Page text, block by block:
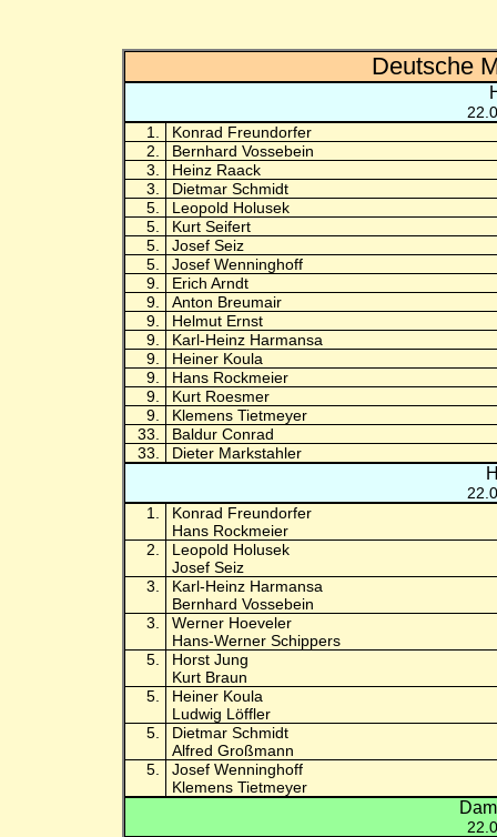
Deutsche
1.
Konrad Freundorfer
2.
Bernhard Vossebein
3.
Heinz Raack
3.
Dietmar Schmidt
5.
Leopold Holusek
5.
Kurt Seifert
5.
Josef Seiz
5.
Josef Wenninghoff
9.
Erich Arndt
9.
Anton Breumair
9.
Helmut Ernst
9.
Karl-Heinz Harmansa
9.
Heiner Koula
9.
Hans Rockmeier
9.
Kurt Roesmer
9.
Klemens Tietmeyer
33.
Baldur Conrad
33.
Dieter Markstahler
1.
Konrad Freundorfer
Hans Rockmeier
2.
Leopold Holusek
Josef Seiz
3.
Karl-Heinz Harmansa
Bernhard Vossebein
3.
Werner Hoeveler
Hans-Werner Schippers
5.
Horst Jung
Kurt Braun
5.
Heiner Koula
Ludwig Löffler
5.
Dietmar Schmidt
Alfred Großmann
5.
Josef Wenninghoff
Klemens Tietmeyer